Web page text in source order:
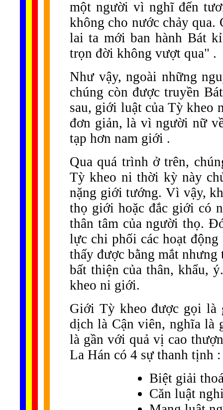
một người vì nghĩ đến
không cho nước chảy
lai ta mới ban hành Bát
trọn đời không vượt qua" .
Như vậy, ngoài những
chúng còn được truyền
sau, giới luật của Tỳ kheo
đơn giản, là vì người nữ
tạp hơn nam giới .
Qua quá trình ở trên,
Tỳ kheo ni thời kỳ này
nặng giới tướng. Vì vậy,
thọ giới hoặc đắc giới có
thân tâm của người thọ.
lực chi phối các hoạt
thấy được bằng mắt
bất thiện của thân, khẩu,
kheo ni giới.
Giới Tỳ kheo được gọi là
dịch là Cận viên, nghĩa là
là gần với quả vị cao
La Hán có 4 sự thanh tịnh :
Biệt giải
Căn luật